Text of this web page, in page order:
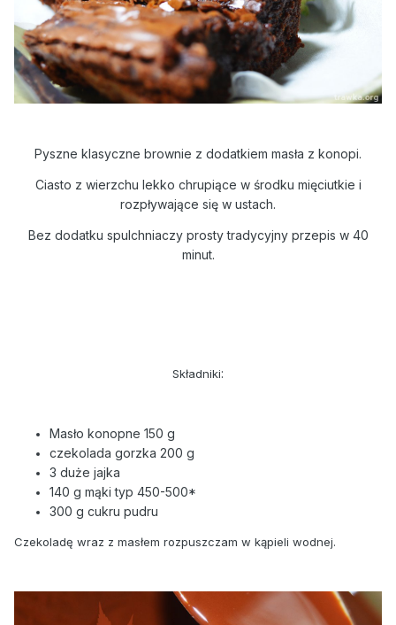
Pyszne klasyczne brownie z dodatkiem masła z konopi.
Ciasto z wierzchu lekko chrupiące w środku mięciutkie i
rozpływające się w ustach.
Bez dodatku spulchniaczy prosty tradycyjny przepis w 40
minut.
Składniki:
Masło konopne 150 g
czekolada gorzka 200 g
3 duże jajka
140 g mąki typ 450-500*
300 g cukru pudru
Czekoladę wraz z masłem rozpuszczam w kąpieli wodnej.